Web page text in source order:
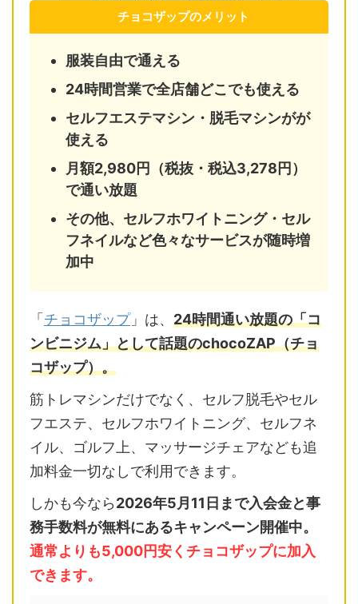
チョコザップのメリット
服装自由で通える
24時間営業で全店舗どこでも使える
セルフエステマシン・脱毛マシンがが
使える
月額2,980円（税抜・税込3,278円）
で通い放題
その他、セルフホワイトニング・セル
フネイルなど色々なサービスが随時増
加中
「 チョコザップ」は、 24時間通い放題の「コ
ンビニジム」として話題のchocoZAP（チョ
コザップ）。
筋トレマシンだけでなく、セルフ脱毛やセル
フエステ、セルフホワイトニング、セルフネ
イル、ゴルフ上、マッサージチェアなども追
加料金一切なしで利用できます。
しかも今なら2026年5月11日まで入会金と事
務手数料が無料にあるキャンペーン開催中。
通常よりも5,000円安くチョコザップに加入
できます。